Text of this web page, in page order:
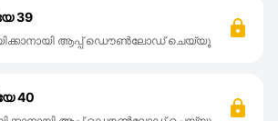
39
ആപ്പ് ഡൌൺലോഡ് ചെയ്യൂ
40